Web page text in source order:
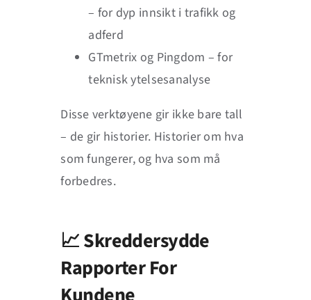
– for dyp innsikt i trafikk og
adferd
GTmetrix og Pingdom – for
teknisk ytelsesanalyse
Disse verktøyene gir ikke bare tall
– de gir historier. Historier om hva
som fungerer, og hva som må
forbedres.
📈 Skreddersydde
Rapporter For